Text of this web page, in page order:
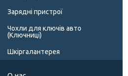
Зарядні пристрої
Чохли для ключів авто
(Ключниці)
Шкіргалантерея